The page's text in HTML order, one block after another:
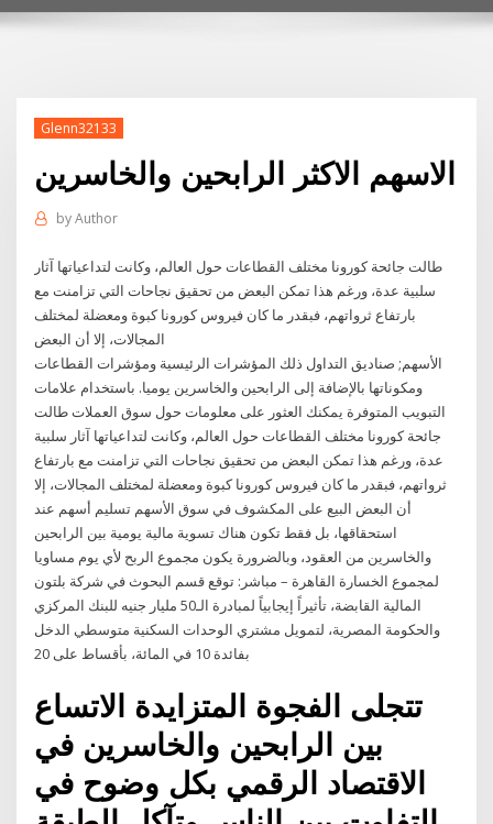
Glenn32133
الاسهم الاكثر الرابحين والخاسرين
byAuthor
طالت جائحة كورونا مختلف القطاعات حول العالم، وكانت لتداعياتها آثار
سلبية عدة، ورغم هذا تمكن البعض من تحقيق نجاحات التي تزامنت مع
بارتفاع ثرواتهم، فبقدر ما كان فيروس كورونا كبوة ومعضلة لمختلف
المجالات، إلا أن البعض
الأسهم; صناديق التداول ذلك المؤشرات الرئيسية ومؤشرات القطاعات
ومكوناتها بالإضافة إلى الرابحين والخاسرين يوميا. باستخدام علامات
التبويب المتوفرة يمكنك العثور على معلومات حول سوق العملات طالت
جائحة كورونا مختلف القطاعات حول العالم، وكانت لتداعياتها آثار سلبية
عدة، ورغم هذا تمكن البعض من تحقيق نجاحات التي تزامنت مع بارتفاع
ثرواتهم، فبقدر ما كان فيروس كورونا كبوة ومعضلة لمختلف المجالات، إلا
أن البعض البيع على المكشوف في سوق الأسهم تسليم أسهم عند
استحقاقها، بل فقط تكون هناك تسوية مالية يومية بين الرابحين
والخاسرين من العقود، وبالضرورة يكون مجموع الربح لأي يوم مساويا
لمجموع الخسارة القاهرة – مباشر: توقع قسم البحوث في شركة بلتون
المالية القابضة، تأثيراً إيجابياً لمبادرة الـ50 مليار جنيه للبنك المركزي
والحكومة المصرية، لتمويل مشتري الوحدات السكنية متوسطي الدخل
بفائدة 10 في المائة، بأقساط على 20
تتجلى الفجوة المتزايدة الاتساع
بين الرابحين والخاسرين في
الاقتصاد الرقمي بكل وضوح في